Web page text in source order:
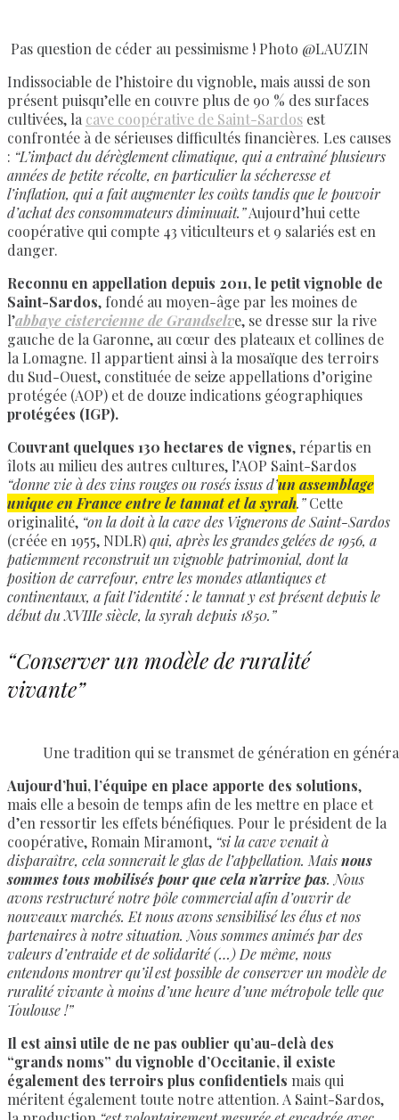
Pas question de céder au pessimisme ! Photo @LAUZIN
Indissociable de l’histoire du vignoble, mais aussi de son
présent puisqu’elle en couvre plus de 90 % des surfaces
cultivées, la cave coopérative de Saint-Sardos est
confrontée à de sérieuses difficultés financières. Les causes
: “L’impact du dérèglement climatique, qui a entraîné plusieurs
années de petite récolte, en particulier la sécheresse et
l’inflation, qui a fait augmenter les coûts tandis que le pouvoir
d’achat des consommateurs diminuait.”Aujourd’hui cette
coopérative qui compte 43 viticulteurs et 9 salariés est en
danger.
Reconnu en appellation depuis 2011, le petit vignoble de
Saint-Sardos, fondé au moyen-âge par les moines de
l’abbaye cistercienne de Grandselve, se dresse sur la rive
gauche de la Garonne, au cœur des plateaux et collines de
la Lomagne. Il appartient ainsi à la mosaïque des terroirs
du Sud-Ouest, constituée de seize appellations d’origine
protégée (AOP) et de douze indications géographiques
protégées (IGP).
Couvrant quelques 130 hectares de vignes, répartis en
îlots au milieu des autres cultures, l’AOP Saint-Sardos
“donne vie à des vins rouges ou rosés issus d’un assemblage
unique en France entre le tannat et la syrah.”Cette
originalité, “on la doit à la cave des Vignerons de Saint-Sardos
(créée en 1955, NDLR)qui, après les grandes gelées de 1956, a
patiemment reconstruit un vignoble patrimonial, dont la
position de carrefour, entre les mondes atlantiques et
continentaux, a fait l’identité : le tannat y est présent depuis le
début du XVIIIe siècle, la syrah depuis 1850.”
“Conserver un modèle de ruralité
vivante”
Une tradition qui se transmet de génération en
Aujourd’hui, l’équipe en place apporte des solutions,
mais elle a besoin de temps afin de les mettre en place et
d’en ressortir les effets bénéfiques. Pour le président de la
coopérative, Romain Miramont, “si la cave venait à
disparaître, cela sonnerait le glas de l’appellation. Maisnous
sommes tous mobilisés pour que cela n’arrive pas. Nous
avons restructuré notre pôle commercial afin d’ouvrir de
nouveaux marchés. Et nous avons sensibilisé les élus et nos
partenaires à notre situation. Nous sommes animés par des
valeurs d’entraide et de solidarité (…) De même, nous
entendons montrer qu’il est possible de conserver un modèle de
ruralité vivante à moins d’une heure d’une métropole telle que
Toulouse !”
Il est ainsi utile de ne pas oublier qu’au-delà des
“grands noms” du vignoble d’Occitanie, il existe
également des terroirs plus confidentiels mais qui
méritent également toute notre attention. A Saint-Sardos,